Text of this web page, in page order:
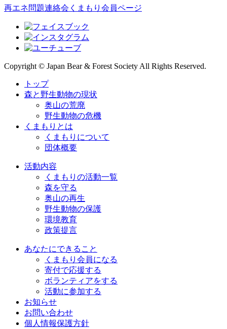
再エネ問題連絡会 くまもり会員ページ
Copyright © Japan Bear & Forest Society All Rights Reserved.
トップ
森と野生動物の現状
奥山の荒廃
野生動物の危機
くまもりとは
くまもりについて
団体概要
活動内容
くまもりの活動一覧
森を守る
奥山の再生
野生動物の保護
環境教育
政策提言
あなたにできること
くまもり会員になる
寄付で応援する
ボランティアをする
活動に参加する
お知らせ
お問い合わせ
個人情報保護方針